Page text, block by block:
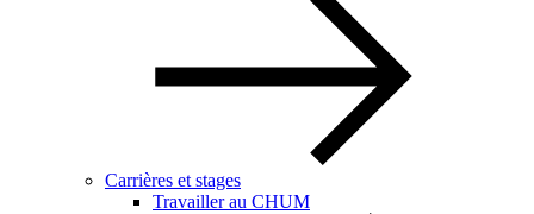
Carrières et stages
Travailler au CHUM